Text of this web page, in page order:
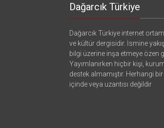
Dağarcık Türkiye
Dağarcık Türkiye internet
ve kültür dergisidir. İsmine
bilgi üzerine inşa etmeye özen
Yayımlanırken hiçbir kişi,
destek almamıştır. Herhangi
içinde veya uzantısı değildir